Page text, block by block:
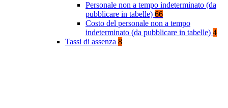
Personale non a tempo indeterminato (da
pubblicare in tabelle) 66
Costo del personale non a tempo
indeterminato (da pubblicare in tabelle) 4
Tassi di assenza 8